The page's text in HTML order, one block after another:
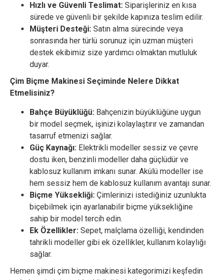
Hızlı ve Güvenli Teslimat: Siparişleriniz en kısa
sürede ve güvenli bir şekilde kapınıza teslim edilir.
Müşteri Desteği: Satın alma sürecinde veya
sonrasında her türlü sorunuz için uzman müşteri
destek ekibimiz size yardımcı olmaktan mutluluk
duyar.
Çim Biçme Makinesi Seçiminde Nelere Dikkat
Etmelisiniz?
Bahçe Büyüklüğü: Bahçenizin büyüklüğüne uygun
bir model seçmek, işinizi kolaylaştırır ve zamandan
tasarruf etmenizi sağlar.
Güç Kaynağı: Elektrikli modeller sessiz ve çevre
dostu iken, benzinli modeller daha güçlüdür ve
kablosuz kullanım imkanı sunar. Akülü modeller ise
hem sessiz hem de kablosuz kullanım avantajı sunar.
Biçme Yüksekliği: Çimlerinizi istediğiniz uzunlukta
biçebilmek için ayarlanabilir biçme yüksekliğine
sahip bir model tercih edin.
Ek Özellikler: Sepet, malçlama özelliği, kendinden
tahrikli modeller gibi ek özellikler, kullanım kolaylığı
sağlar.
Hemen şimdi çim biçme makinesi kategorimizi keşfedin